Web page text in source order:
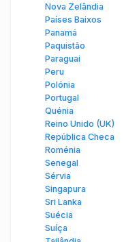
Nova Zelândia
Países Baixos
Panamá
Paquistão
Paraguai
Peru
Polónia
Portugal
Quénia
Reino Unido (UK)
República Checa
Roménia
Senegal
Sérvia
Singapura
Sri Lanka
Suécia
Suíça